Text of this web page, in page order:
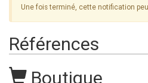
Une fois terminé, cette notification
Références
Boutique